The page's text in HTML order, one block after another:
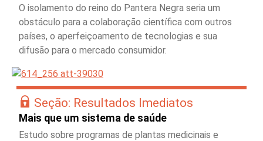
O isolamento do reino do Pantera Negra seria um
obstáculo para a colaboração científica com outros
países, o aperfeiçoamento de tecnologias e sua
difusão para o mercado consumidor.
Seção: Resultados Imediatos
Mais que um sistema de saúde
Estudo sobre programas de plantas medicinais e